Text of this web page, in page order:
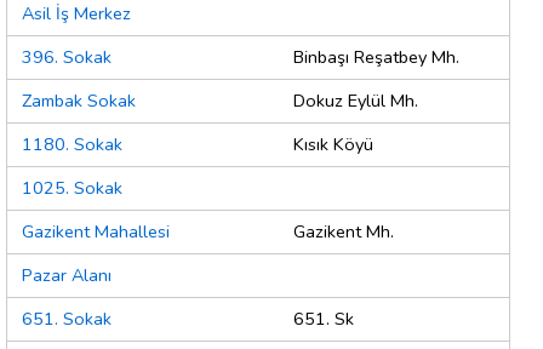
Asil İş Merkez
396. Sokak
Binbaşı Reşatbey Mh.
Zambak Sokak
Dokuz Eylül Mh.
1180. Sokak
Kısık Köyü
1025. Sokak
Gazikent Mahallesi
Gazikent Mh.
Pazar Alanı
651. Sokak
651. Sk